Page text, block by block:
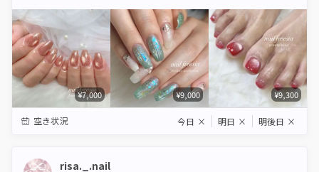
¥7,000 ¥9,000 ¥9,300
空き状況 今日 × 明日 × 明後日 ×
risa._.nail